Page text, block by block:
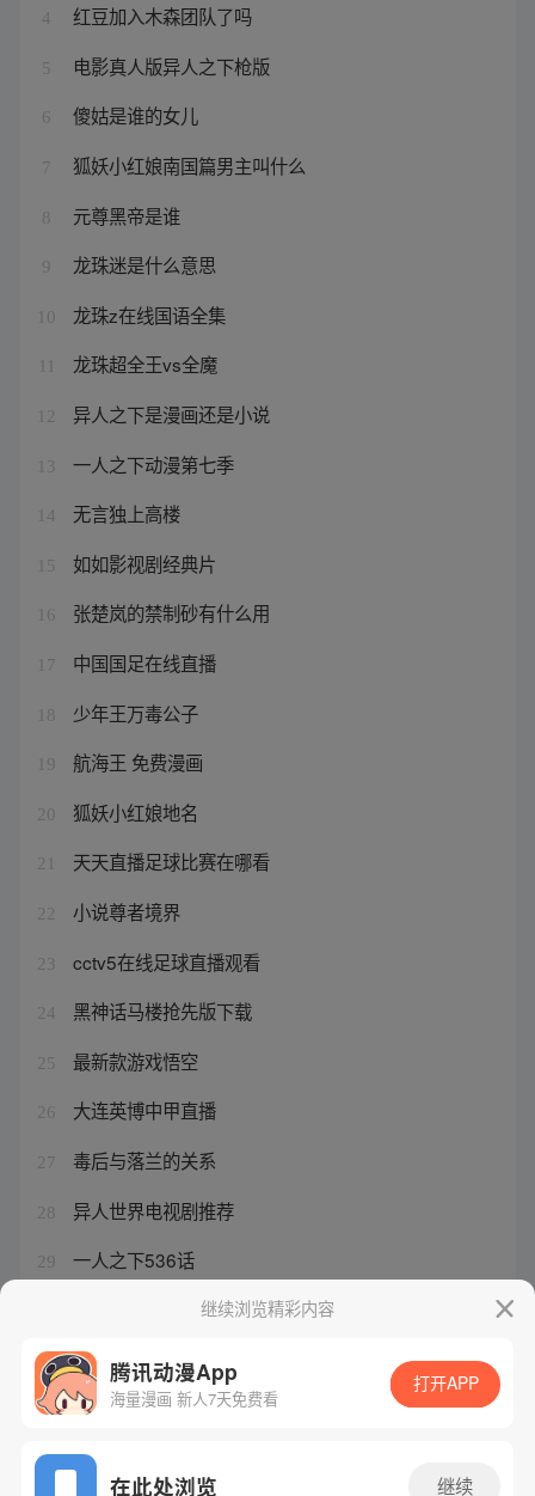
4 红豆加入木森团队了吗
5 电影真人版异人之下枪版
6 傻姑是谁的女儿
7 狐妖小红娘南国篇男主叫什么
8 元尊黑帝是谁
9 龙珠迷是什么意思
10 龙珠z在线国语全集
龙珠超全王vs全魔
12 异人之下是漫画还是小说
13 一人之下动漫第七季
14 无言独上高楼
15 如如影视剧经典片
16 张楚岚的禁制砂有什么用
17 中国国足在线直播
18 少年王万毒公子
19 航海王 免费漫画
20 狐妖小红娘地名
21 天天直播足球比赛在哪看
22 小说尊者境界
23 cctv5在线足球直播观看
24 黑神话马楼抢先版下载
25 最新款游戏悟空
26 大连英博中甲直播
27 毒后与落兰的关系
28 异人世界电视剧推荐
29 一人之下536话
抗战异人之下开局逆生三重
继续浏览精彩内容
腾讯动漫App
海量漫画 新人7天免费看
打开APP
在此处浏览 继续
网站备案/许可证号：粤B2-20090059-5